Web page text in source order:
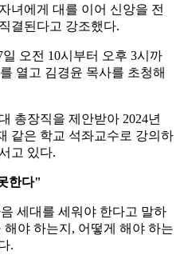
녀에게 대를 이어 신앙을 전
결된다고 강조했다.
오전 10시부터 오후 3시까
열고 김경윤 목사를 초청해
총장직을 제안받아 2024년
같은 학교 석좌교수로 강의하
고 있다.
한다"
세대를 세워야 한다고 말하
야 하는지, 어떻게 해야 하는
.